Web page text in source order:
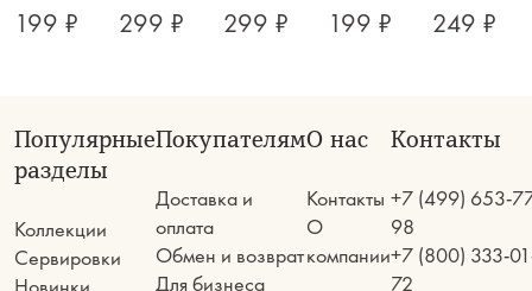
199 ₽ 299 ₽ 299 ₽ 199 ₽ 249 ₽
Популярные
разделы
Коллекции
Сервировки
Покупателям
Доставка и
оплата
Обмен и возврат
Для бизнеса
О нас
Контакты
О
компании
Контакты
+7 (499) 653-
98
+7 (800) 333-
72